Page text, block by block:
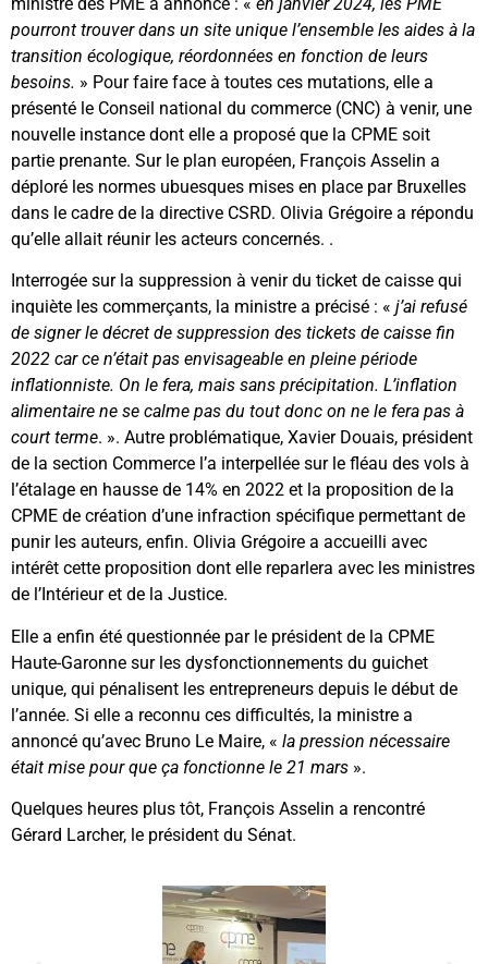
pourront trouver dans un site unique l’ensemble les aides à la
transition écologique, réordonnées en fonction de leurs
besoins. » Pour faire face à toutes ces mutations, elle a
présenté le Conseil national du commerce (CNC) à venir, une
nouvelle instance dont elle a proposé que la CPME soit
partie prenante. Sur le plan européen, François Asselin a
déploré les normes ubuesques mises en place par Bruxelles
dans le cadre de la directive CSRD. Olivia Grégoire a répondu
qu’elle allait réunir les acteurs concernés. .
Interrogée sur la suppression à venir du ticket de caisse qui
inquiète les commerçants, la ministre a précisé : « j’ai refusé
de signer le décret de suppression des tickets de caisse fin
2022 car ce n’était pas envisageable en pleine période
inflationniste. On le fera, mais sans précipitation. L’inflation
alimentaire ne se calme pas du tout donc on ne le fera pas à
court terme. ». Autre problématique, Xavier Douais, président
de la section Commerce l’a interpellée sur le fléau des vols à
l’étalage en hausse de 14% en 2022 et la proposition de la
CPME de création d’une infraction spécifique permettant de
punir les auteurs, enfin. Olivia Grégoire a accueilli avec
intérêt cette proposition dont elle reparlera avec les ministres
de l’Intérieur et de la Justice.
Elle a enfin été questionnée par le président de la CPME
Haute-Garonne sur les dysfonctionnements du guichet
unique, qui pénalisent les entrepreneurs depuis le début de
l’année. Si elle a reconnu ces difficultés, la ministre a
annoncé qu’avec Bruno Le Maire, « la pression nécessaire
était mise pour que ça fonctionne le 21 mars ».
Quelques heures plus tôt, François Asselin a rencontré
Gérard Larcher, le président du Sénat.